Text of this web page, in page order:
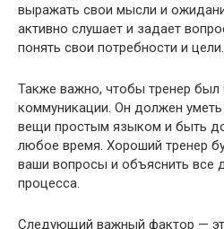
выражать свои мысли и
активно слушает и задает
понять свои потребности и цели.
Также важно, чтобы тренер был
коммуникации. Он должен
вещи простым языком и быть
любое время. Хороший тренер
ваши вопросы и объяснить все
процесса.
Следующий важный фактор —